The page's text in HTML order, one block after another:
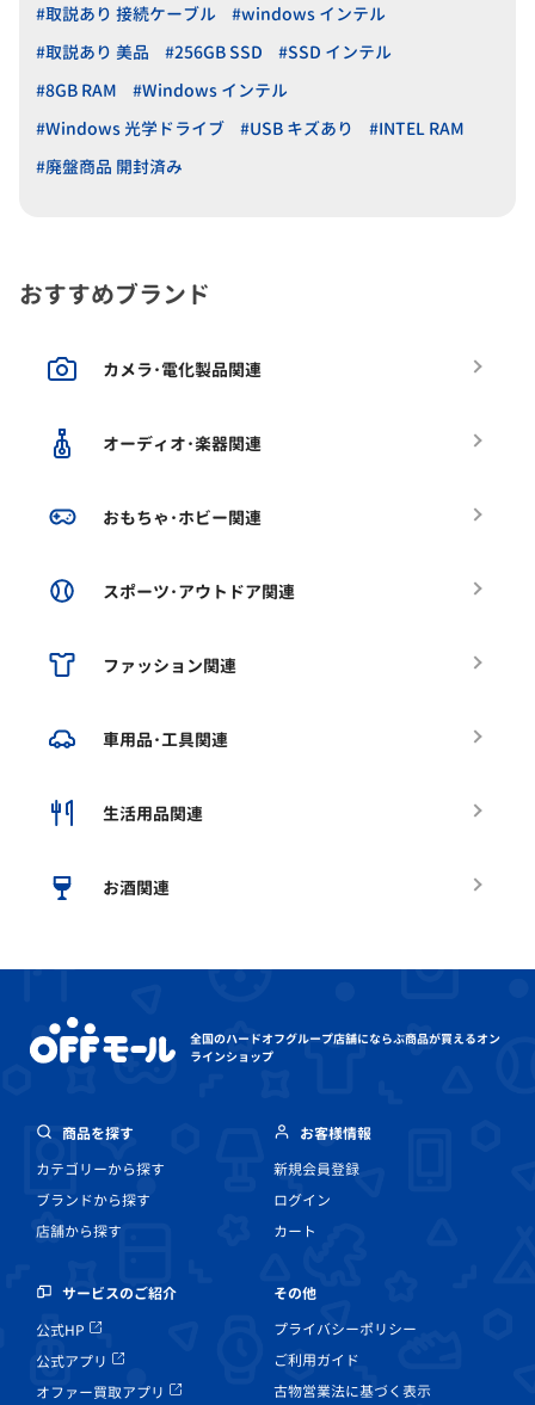
#取説あり 接続ケーブル
#windows インテル
#取説あり 美品
#256GB SSD
#SSD インテル
#8GB RAM
#Windows インテル
#Windows 光学ドライブ
#USB キズあり
#INTEL RAM
#廃盤商品 開封済み
おすすめブランド
カメラ･電化製品関連
オーディオ･楽器関連
おもちゃ･ホビー関連
スポーツ･アウトドア関連
ファッション関連
車用品･工具関連
生活用品関連
お酒関連
全国のハードオフグループ店舗にならぶ商品が買えるオン
ラインショップ
商品を探す
カテゴリーから探す
ブランドから探す
店舗から探す
お客様情報
新規会員登録
ログイン
カート
サービスのご紹介
公式HP
公式アプリ
オファー買取アプリ
その他
プライバシーポリシー
ご利用ガイド
古物営業法に基づく表示